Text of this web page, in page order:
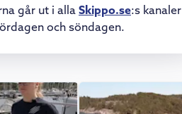
går ut i alla Skippo.se:s kanaler
och söndagen.